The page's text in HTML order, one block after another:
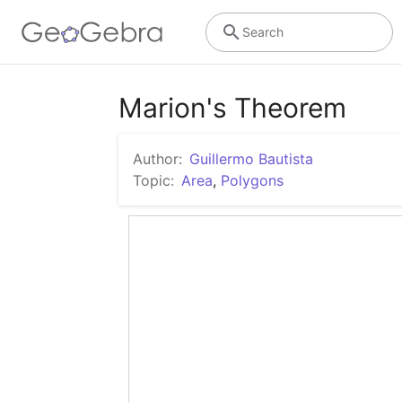
Search
Marion's Theorem
Author: Guillermo Bautista
Topic: Area, Polygons